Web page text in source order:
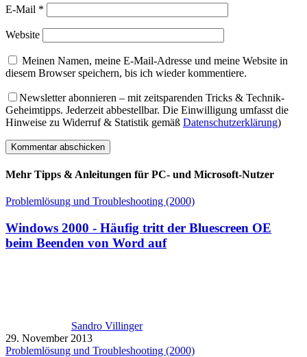
E-Mail *
Website
Meinen Namen, meine E-Mail-Adresse und meine Website in
diesem Browser speichern, bis ich wieder kommentiere.
Newsletter abonnieren – mit zeitsparenden Tricks & Technik-
Geheimtipps. Jederzeit abbestellbar. Die Einwilligung umfasst die
Hinweise zu Widerruf & Statistik gemäß Datenschutzerklärung)
Mehr Tipps & Anleitungen für PC- und Microsoft-Nutzer
Problemlösung und Troubleshooting (2000)
Windows 2000 - Häufig tritt der Bluescreen OE
beim Beenden von Word auf
Sandro Villinger
29. November 2013
Problemlösung und Troubleshooting (2000)